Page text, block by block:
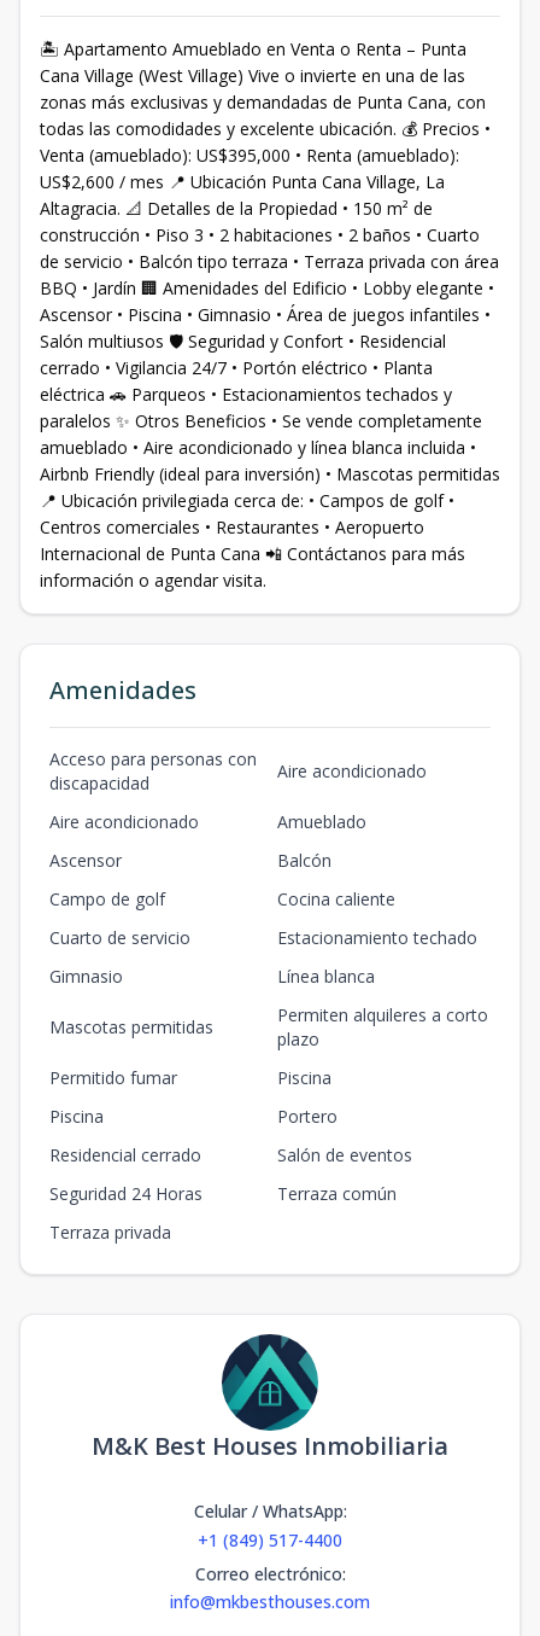
🏝️ Apartamento Amueblado en Venta o Renta – Punta
Cana Village (West Village) Vive o invierte en una de las
zonas más exclusivas y demandadas de Punta Cana, con
todas las comodidades y excelente ubicación. 💰 Precios •
Venta (amueblado): US$395,000 • Renta (amueblado):
US$2,600 / mes 📍 Ubicación Punta Cana Village, La
Altagracia. 📐 Detalles de la Propiedad • 150 m² de
construcción • Piso 3 • 2 habitaciones • 2 baños • Cuarto
de servicio • Balcón tipo terraza • Terraza privada con área
BBQ • Jardín 🏢 Amenidades del Edificio • Lobby elegante •
Ascensor • Piscina • Gimnasio • Área de juegos infantiles •
Salón multiusos 🛡️ Seguridad y Confort • Residencial
cerrado • Vigilancia 24/7 • Portón eléctrico • Planta
eléctrica 🚗 Parqueos • Estacionamientos techados y
paralelos ✨ Otros Beneficios • Se vende completamente
amueblado • Aire acondicionado y línea blanca incluida •
Airbnb Friendly (ideal para inversión) • Mascotas permitidas
📍 Ubicación privilegiada cerca de: • Campos de golf •
Centros comerciales • Restaurantes • Aeropuerto
Internacional de Punta Cana 📲 Contáctanos para más
información o agendar visita.
Amenidades
Acceso para personas con
discapacidad
Aire acondicionado
Aire acondicionado
Amueblado
Ascensor
Balcón
Campo de golf
Cocina caliente
Cuarto de servicio
Estacionamiento techado
Gimnasio
Línea blanca
Mascotas permitidas
Permiten alquileres a corto
plazo
Permitido fumar
Piscina
Piscina
Portero
Residencial cerrado
Salón de eventos
Seguridad 24 Horas
Terraza común
Terraza privada
M&K Best Houses Inmobiliaria
Celular / WhatsApp:
+1 (849) 517-4400
Correo electrónico:
info@mkbesthouses.com